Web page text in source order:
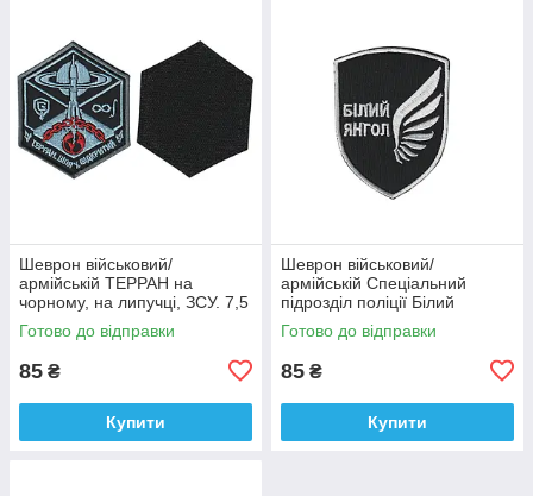
Шеврон військовий/
армійській ТЕРРАН на
чорному, на липучці, ЗСУ. 7,5
см * 9 см
Готово до відправки
85 ₴
Купити
Шеврон військовий/
армійській Спеціальний
підрозділ поліції Білий
янгол на чорному, ЗСУ. 7 см *
9 см
Готово до відправки
85 ₴
Купити